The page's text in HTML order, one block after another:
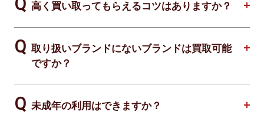
高く買い取ってもらえるコツはありますか？
取り扱いブランドにないブランドは買取可能
ですか？
未成年の利用はできますか？